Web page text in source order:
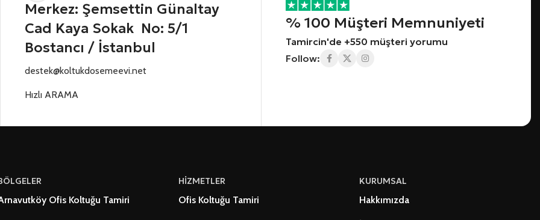
Merkez: Şemsettin Günaltay
Cad Kaya Sokak No: 5/1
Bostancı / İstanbul
destek@koltukdosemeevi.net
Hızlı ARAMA
% 100 Müşteri Memnuniyeti
Tamircin'de +550 müşteri yorumu
Follow:
Ofis Koltuğu Tamiri
HİZMETLER
Ofis Koltuğu Tamiri
KURUMSAL
Hakkımızda